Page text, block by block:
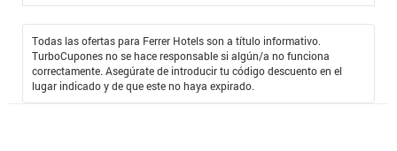
encontré la mejor solución a mi problema, me facilita mucho llegar a
mi destino y que todo esté listo, sin contar que obtengo mejores
descuentos que en otras páginas utilizando miCupón Promocional
Ferrer Hotels, es muy práctico debido a que cuenta con un gran
número de hoteles donde poder llegar a vacacionar y que prestar un
excelente servicio, en ocasiones he llegado a mi hotel de destino y me
Todas las ofertas para Ferrer Hotels son a título informativo.
TurboCupones no se hace responsable si algún/a no funciona
correctamente. Asegúrate de introducir tu código descuento en el
lugar indicado y de que este no haya expirado.